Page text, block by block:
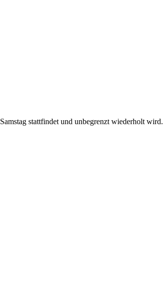
stattfindet und unbegrenzt wiederholt wird.